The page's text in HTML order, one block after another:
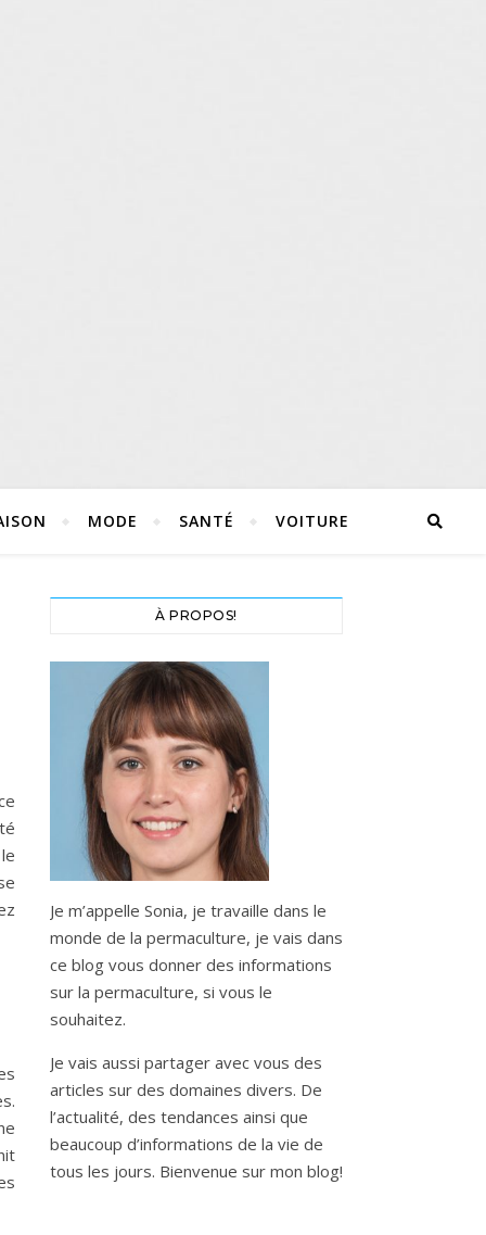
MODE SANTÉ VOITURE
À PROPOS!
Je m’appelle Sonia, je travaille dans le
monde de la permaculture, je vais dans
ce blog vous donner des informations
sur la permaculture, si vous le
souhaitez.
Je vais aussi partager avec vous des
articles sur des domaines divers. De
l’actualité, des tendances ainsi que
beaucoup d’informations de la vie de
tous les jours. Bienvenue sur mon blog!